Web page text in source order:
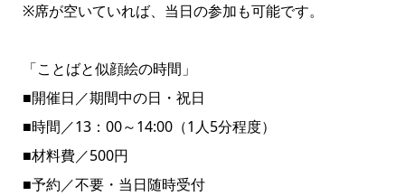
※席が空いていれば、当日の参加も可能です。
「ことばと似顔絵の時間」
■開催日／期間中の日・祝日
■時間／13：00～14:00（1人5分程度）
■材料費／500円
■予約／不要・当日随時受付